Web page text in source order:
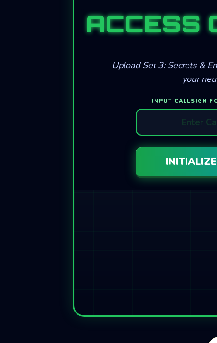
ACCESS
Upload Set 3: Secrets &
your
INPUT CALLSIGN